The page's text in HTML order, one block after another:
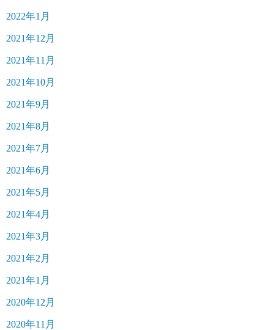
2022年1月
2021年12月
2021年11月
2021年10月
2021年9月
2021年8月
2021年7月
2021年6月
2021年5月
2021年4月
2021年3月
2021年2月
2021年1月
2020年12月
2020年11月